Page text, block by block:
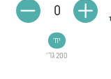
200 גר'
יח'
0